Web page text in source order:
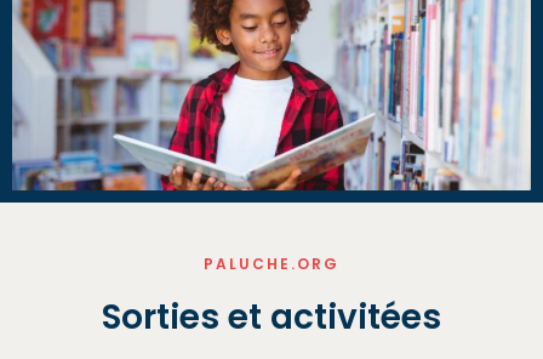
PALUCHE.ORG
Sorties et activitées